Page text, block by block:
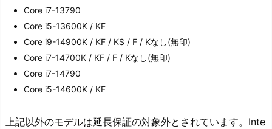
Core i7-13790
Core i5-13600K / KF
Core i9-14900K / KF / KS / F / Kなし(無印)
Core i7-14700K / KF / F / Kなし(無印)
Core i7-14790
Core i5-14600K / KF
上記以外のモデルは延長保証の対象外とされています。Inte